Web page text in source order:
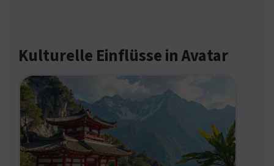
Kulturelle Einflüsse in Avatar